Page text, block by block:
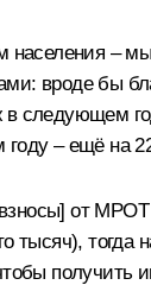
–
вроде бы
следующем
– ещё на
от МРОТ
тогда